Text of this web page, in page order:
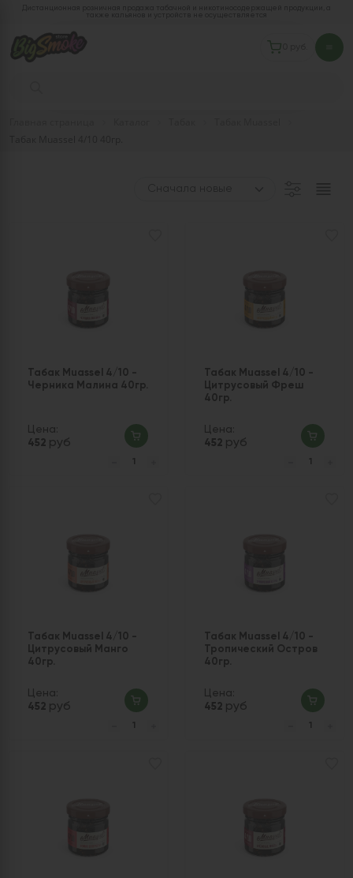
Табак Muassel 4/10 -
Черника Малина 40гр.
Цена:
452 руб
Табак Muassel 4/10 -
Цитрусовый Фреш
40гр.
Цена:
452 руб
Табак Muassel 4/10 -
Цитрусовый Манго
40гр.
Цена:
452 руб
Табак Muassel 4/10 -
Тропический Остров
40гр.
Цена:
452 руб